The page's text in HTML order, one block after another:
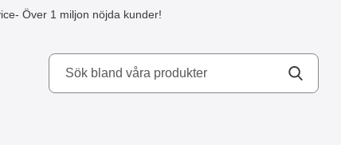
- Över 1 miljon nöjda kunder!
AB